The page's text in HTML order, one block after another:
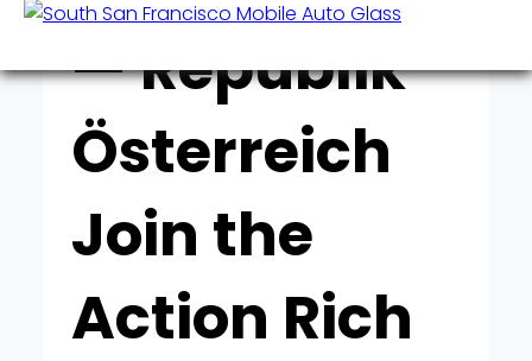
— Republik
Österreich
Join the
Action Rich